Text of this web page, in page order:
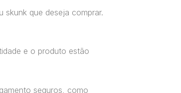
que deseja comprar.
e o produto estão
seguros, como